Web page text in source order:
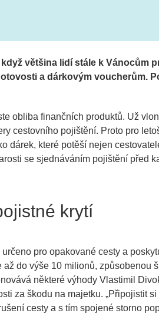
když většina lidí stále k Vánocům
a dárkovým voucherům.
obliba finančních produktů. Už
cestovního pojištění. Proto pro
dárek, které potěší nejen
se sjednáváním pojištění před
krytí
pro opakované cesty a
do výše 10 milionů, způsobenou
některé výhody Vlastimil
za škodu na majetku. „Připojistit si
cesty a s tím spojené storno